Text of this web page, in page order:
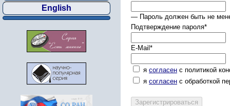
English
— Пароль должен быть не
Подтверждение пароля*
E-Mail *
я согласен с политикой
я согласен с обработкой